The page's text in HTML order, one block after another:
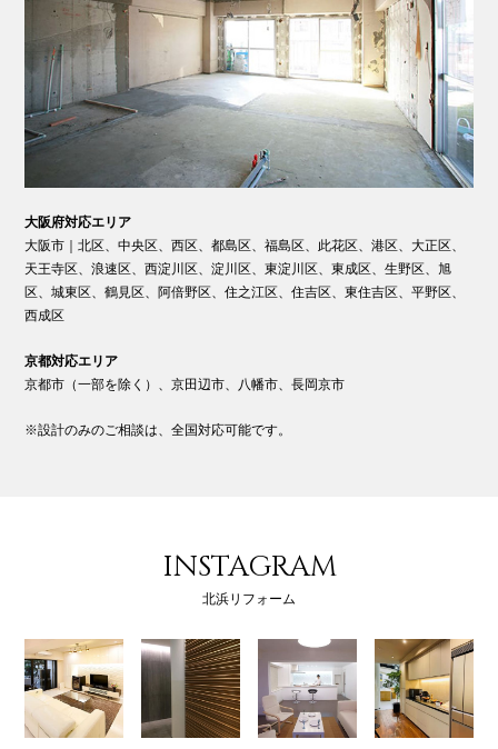
大阪府対応エリア
大阪市｜北区、中央区、西区、都島区、福島区、此花区、港区、大正区、
天王寺区、浪速区、西淀川区、淀川区、東淀川区、東成区、生野区、旭
区、城東区、鶴見区、阿倍野区、住之江区、住吉区、東住吉区、平野区、
西成区
京都対応エリア
京都市（一部を除く）、京田辺市、八幡市、長岡京市
※設計のみのご相談は、全国対応可能です。
INSTAGRAM
北浜リフォーム